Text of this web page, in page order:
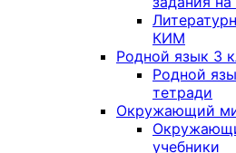
КИМ
Родной язык 3
Родной
тетради
Окружающий
учебники